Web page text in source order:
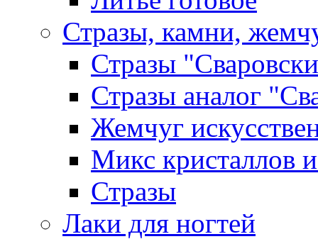
Стразы, камни,
Стразы
Стразы аналог
Жемчуг
Микс кристаллов
Стразы
Лаки для ногтей